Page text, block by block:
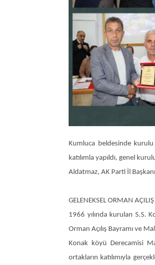
Kumluca beldesinde kurulu
katılımla yapıldı, genel
Aldatmaz, AK Parti İl
GELENEKSEL ORMAN
1966 yılında kurulan S.S.
Orman Açılış Bayramı ve
Konak köyü Derecamisi
ortakların katılımıyla